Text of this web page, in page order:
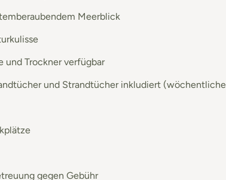
Meerblick
und Trockner verfügbar
und Strandtücher inkludiert
gegen Gebühr